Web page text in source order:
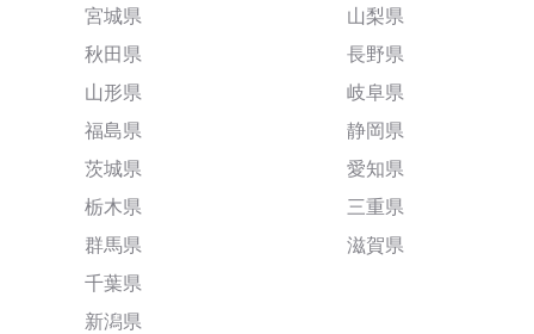
宮城県
秋田県
山形県
福島県
茨城県
栃木県
群馬県
千葉県
新潟県
山梨県
長野県
岐阜県
静岡県
愛知県
三重県
滋賀県